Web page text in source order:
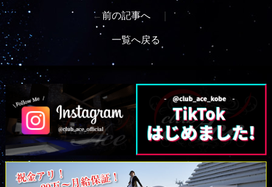
←前の記事へ ｜
一覧へ戻る